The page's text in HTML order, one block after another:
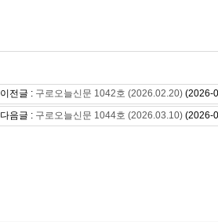
이전글 : 구로오늘신문 1042호 (2026.02.20) (2026-
다음글 : 구로오늘신문 1044호 (2026.03.10) (2026-